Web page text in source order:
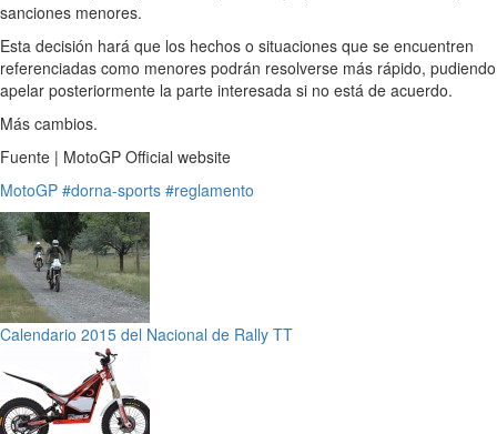
sanciones menores.
Esta decisión hará que los hechos o situaciones que se encuentren
referenciadas como menores podrán resolverse más rápido, pudiendo
apelar posteriormente la parte interesada si no está de acuerdo.
Más cambios.
Fuente | MotoGP Official website
MotoGP #dorna-sports #reglamento
Calendario 2015 del Nacional de Rally TT